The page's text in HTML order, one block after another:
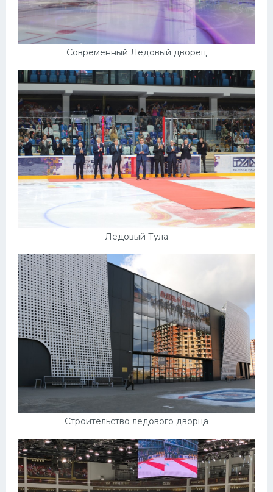
Современный Ледовый дворец
Ледовый Тула
Строительство ледового дворца